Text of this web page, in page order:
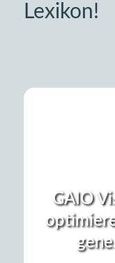
Lexikon!
GAIO